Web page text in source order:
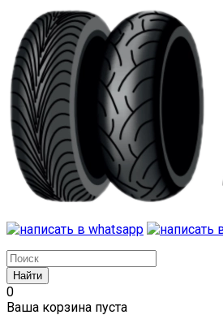
0
Ваша корзина пуста